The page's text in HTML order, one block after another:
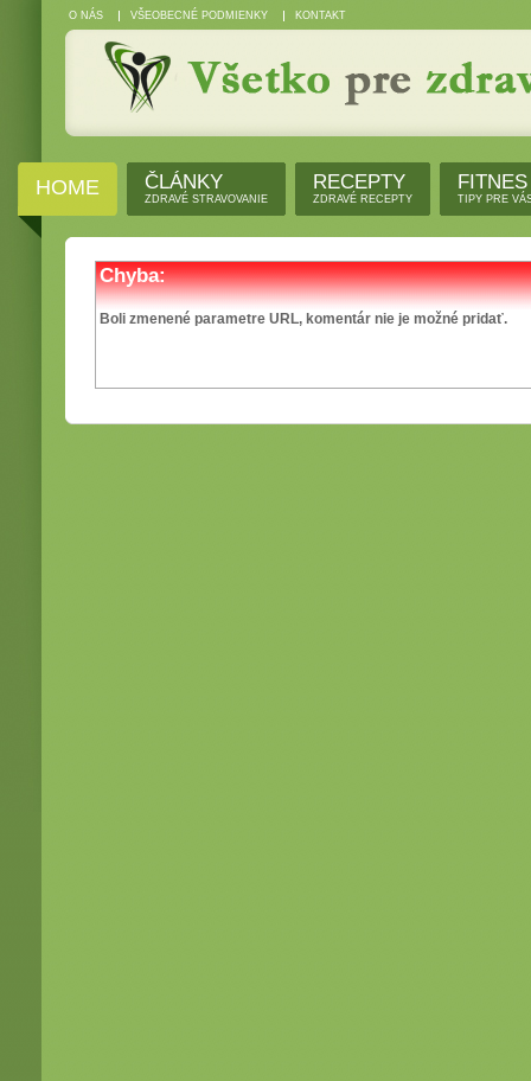
O NÁS VŠEOBECNÉ PODMIENKY KONTAKT
HOME ČLÁNKY
ZDRAVÉ STRAVOVANIE
RECEPTY
ZDRAVÉ RECEPTY
FITNES
TIPY PRE
Chyba:
Boli zmenené parametre URL, komentár nie je možné pridať.